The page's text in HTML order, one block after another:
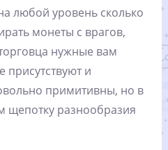
любой уровень сколько
монеты с врагов,
нужные вам
присутствуют и
примитивны, но в
щепотку разнообразия